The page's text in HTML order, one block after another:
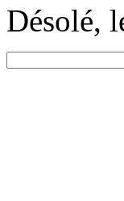
Désolé,